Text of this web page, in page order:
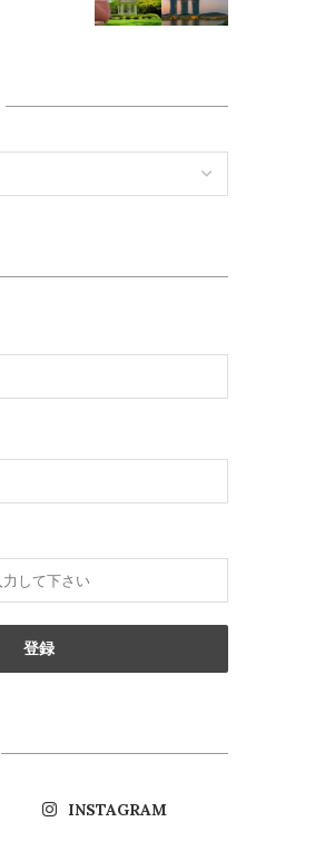
INSTAGRAM